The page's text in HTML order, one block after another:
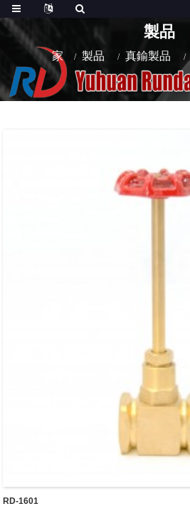
製品
家 製品 真鍮製品
RD-1601